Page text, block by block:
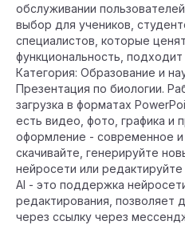
обслуживании
выбор для учеников,
специалистов, которые
функциональность,
Категория: Образование и
Презентация по биологии.
загрузка в форматах
есть видео, фото, графика и
оформление - современное
скачивайте, генерируйте
нейросети или
AI - это поддержка
редактирования, позволяет
через ссылку через